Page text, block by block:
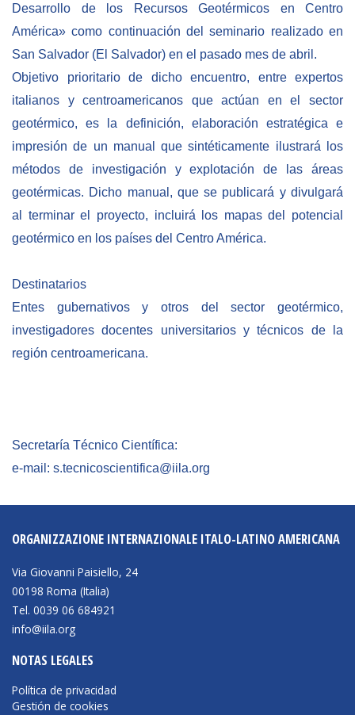
BIBLIOTECA
Biblioteca
Publicaciones
OPORTUNIDADES
Convocatorias
Becas
Para las empresas
Registro de proveedores
Contratos/Acuerdos/Grant
Desarrollo de los Recursos Geotérmicos en Centro
América» como continuación del seminario realizado en
San Salvador (El Salvador) en el pasado mes de abril.
Objetivo prioritario de dicho encuentro, entre expertos
italianos y centroamericanos que actúan en el sector
geotérmico, es la definición, elaboración estratégica e
impresión de un manual que sintéticamente ilustrará los
métodos de investigación y explotación de las áreas
geotérmicas. Dicho manual, que se publicará y divulgar
al terminar el proyecto, incluirá los mapas del potencial
geotérmico en los países del Centro América.
Destinatarios
Entes gubernativos y otros del sector geotérmico,
investigadores docentes universitarios y técnicos de la
región centroamericana.
Secretaría Técnico Científica:
e-mail: s.tecnicoscientifica@iila.org
ORGANIZZAZIONE INTERNAZIONALE ITALO-LATINO AMERICANA
Via Giovanni Paisiello, 24
00198 Roma (Italia)
Tel. 0039 06 684921
info@iila.org
NOTAS LEGALES
Política de privacidad
Gestión de cookies